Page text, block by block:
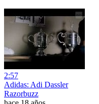
2:57
Adidas: Adi Dassler
Razorbuzz